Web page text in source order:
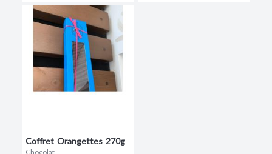
Coffret Orangettes 270g
Chocolat